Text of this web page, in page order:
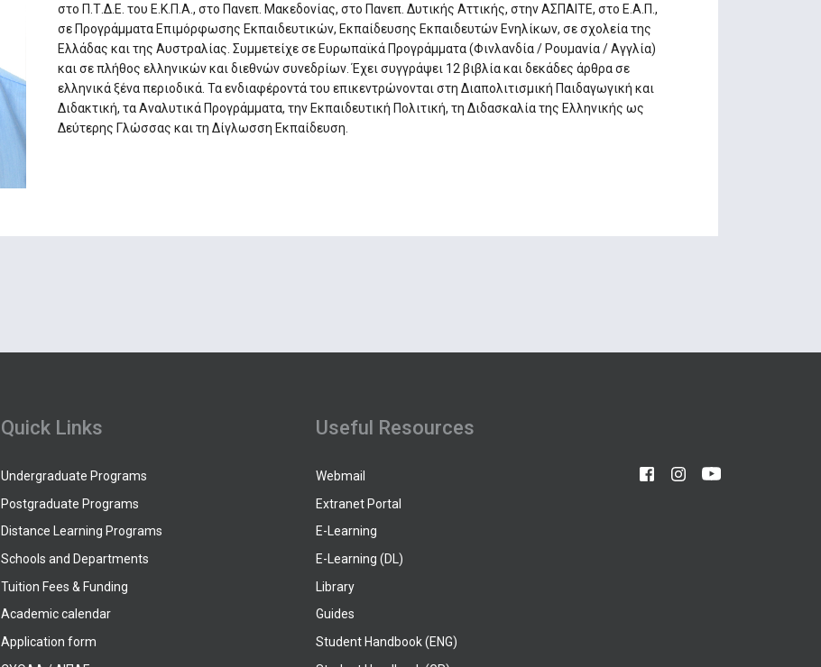
στο Π.Τ.Δ.Ε. του Ε.Κ.Π.Α., στο Πανεπ. Μακεδονίας, στο Πανεπ. Δυτικής Αττικής, στην ΑΣΠΑΙΤΕ, στο E.A.Π.,
σε Προγράμματα Επιμόρφωσης Εκπαιδευτικών, Εκπαίδευσης Εκπαιδευτών Ενηλίκων, σε σχολεία της
Ελλάδας και της Αυστραλίας. Συμμετείχε σε Ευρωπαϊκά Προγράμματα (Φινλανδία / Ρουμανία / Αγγλία)
και σε πλήθος ελληνικών και διεθνών συνεδρίων. Έχει συγγράψει 12 βιβλία και δεκάδες άρθρα σε
ελληνικά ξένα περιοδικά. Τα ενδιαφέροντά του επικεντρώνονται στη Διαπολιτισμική Παιδαγωγική και
Διδακτική, τα Αναλυτικά Προγράμματα, την Εκπαιδευτική Πολιτική, τη Διδασκαλία της Ελληνικής ως
Δεύτερης Γλώσσας και τη Δίγλωσση Εκπαίδευση.
Quick Links
Undergraduate Programs
Postgraduate Programs
Distance Learning Programs
Schools and Departments
Tuition Fees & Funding
Academic calendar
Application form
Useful Resources
Webmail
Extranet Portal
E-Learning
E-Learning (DL)
Library
Guides
Student Handbook (ENG)